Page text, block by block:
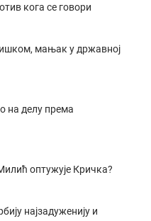
кога се говори
мањак у државној
на делу према
оптужује Кричка?
најзадуженију и